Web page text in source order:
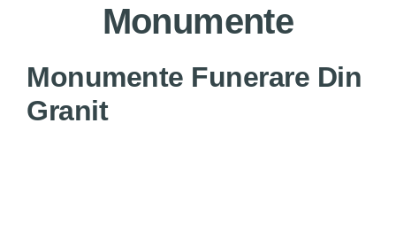
Monumente
Monumente Funerare Din
Granit